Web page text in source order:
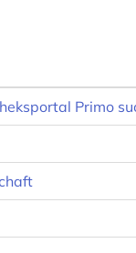
Primo